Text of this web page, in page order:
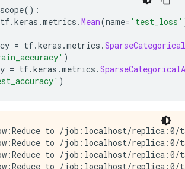
TFT_UINT8
scope():
tf.keras .metrics .Mean(name= 'test_loss'
= tf.keras .metrics .
)
= tf.keras .metrics .
)
to /job:localhost/
to /job:localhost/
to /job:localhost/
to /job:localhost/